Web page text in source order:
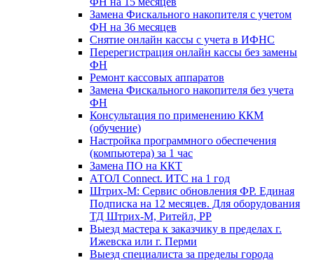
Замена Фискального накопителя с учетом
ФН на 36 месяцев
Снятие онлайн кассы с учета в ИФНС
Перерегистрация онлайн кассы без замены
ФН
Ремонт кассовых аппаратов
Замена Фискального накопителя без учета
ФН
Консультация по применению ККМ
(обучение)
Настройка программного обеспечения
(компьютера) за 1 час
Замена ПО на ККТ
АТОЛ Connect. ИТС на 1 год
Штрих-М: Сервис обновления ФР. Единая
Подписка на 12 месяцев. Для оборудования
ТД Штрих-М, Ритейл, РР
Выезд мастера к заказчику в пределах г.
Ижевска или г. Перми
Выезд специалиста за пределы города